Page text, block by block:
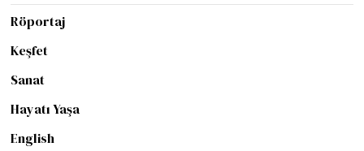
Röportaj
Keşfet
Sanat
Hayatı Yaşa
English